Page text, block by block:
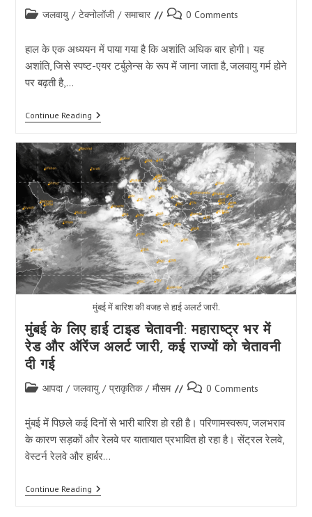
Post जलवायु / टेक्नोलॉजी / समाचार
Post 0 Comments
हाल के एक अध्ययन में पाया गया है कि अशांति अधिक बार होगी। यह
अशांति, जिसे स्पष्ट-एयर टर्बुलेन्स के रूप में जाना जाता है, जलवायु गर्म होने
पर बढ़ती है,…
Continue Readingजलवायु
एयर
टर्बुलेन्स
को
155%
तक
बढ़ावा
दिया,
जिससे
वैश्विक
उड़ान
मार्ग
गंभीर
रूप
से
प्रभावित
हुए।
मुंबई में बारिश की वजह से हाई अलर्ट जारी.
मुंबई के लिए हाई टाइड चेतावनी: महाराष्ट्र भर में
रेड और ऑरेंज अलर्ट जारी, कई राज्यों को चेतावनी
दी गई
Post आपदा / जलवायु / प्राकृतिक / मौसम
Post 0 Comments
मुंबई में पिछले कई दिनों से भारी बारिश हो रही है। परिणामस्वरूप, जलभराव
के कारण सड़कों और रेलवे पर यातायात प्रभावित हो रहा है। सेंट्रल रेलवे,
वेस्टर्न रेलवे और हार्बर…
Continue Readingमुंबई
के